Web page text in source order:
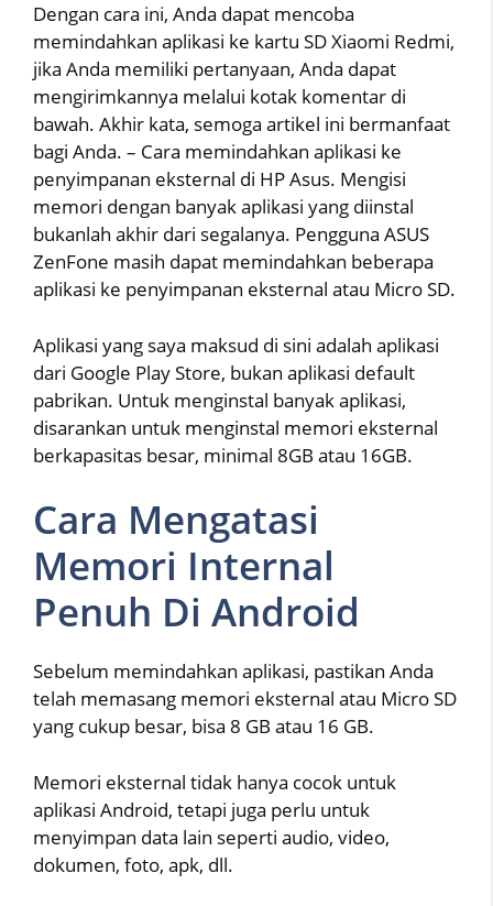
Dengan cara ini, Anda dapat mencoba
memindahkan aplikasi ke kartu SD Xiaomi Redmi,
jika Anda memiliki pertanyaan, Anda dapat
mengirimkannya melalui kotak komentar di
bawah. Akhir kata, semoga artikel ini bermanfaat
bagi Anda. – Cara memindahkan aplikasi ke
penyimpanan eksternal di HP Asus. Mengisi
memori dengan banyak aplikasi yang diinstal
bukanlah akhir dari segalanya. Pengguna ASUS
ZenFone masih dapat memindahkan beberapa
aplikasi ke penyimpanan eksternal atau Micro SD.
Aplikasi yang saya maksud di sini adalah aplikasi
dari Google Play Store, bukan aplikasi default
pabrikan. Untuk menginstal banyak aplikasi,
disarankan untuk menginstal memori eksternal
berkapasitas besar, minimal 8GB atau 16GB.
Cara Mengatasi
Memori Internal
Penuh Di Android
Sebelum memindahkan aplikasi, pastikan Anda
telah memasang memori eksternal atau Micro SD
yang cukup besar, bisa 8 GB atau 16 GB.
Memori eksternal tidak hanya cocok untuk
aplikasi Android, tetapi juga perlu untuk
menyimpan data lain seperti audio, video,
dokumen, foto, apk, dll.